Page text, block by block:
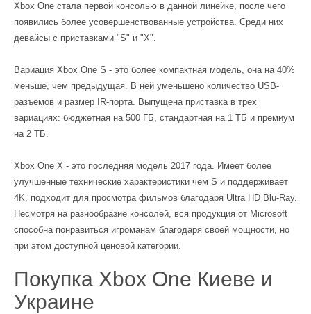
Xbox One стала первой консолью в данной линейке, после чего
появились более усовершенствованные устройства. Среди них
девайсы с приставками "S" и "X".
Вариация Xbox One S - это более компактная модель, она на 40%
меньше, чем предыдущая. В ней уменьшено количество USB-
разъемов и размер IR-порта. Выпущена приставка в трех
вариациях: бюджетная на 500 ГБ, стандартная на 1 ТБ и премиум
на 2 ТБ.
Xbox One X - это последняя модель 2017 года. Имеет более
улучшенные технические характеристики чем S и поддерживает
4K, подходит для просмотра фильмов благодаря Ultra HD Blu-Ray.
Несмотря на разнообразие консолей, вся продукция от Microsoft
способна понравиться игроманам благодаря своей мощности, но
при этом доступной ценовой категории.
Покупка Xbox One Киеве и
Украине